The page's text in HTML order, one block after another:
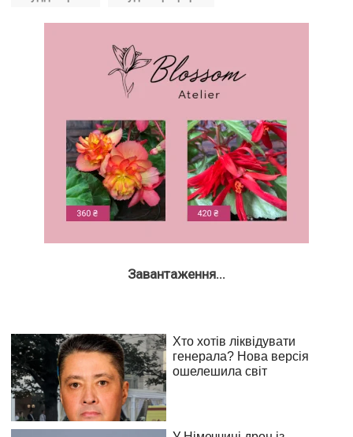
Завантаження...